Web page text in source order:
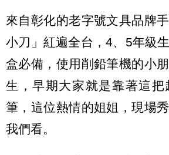
來自彰化的老字號文具品牌
小刀」紅遍全台，4、5年級
盒必備，使用削鉛筆機的小
生，早期大家就是靠著這把
筆，這位熱情的姐姐，現場
我們看。